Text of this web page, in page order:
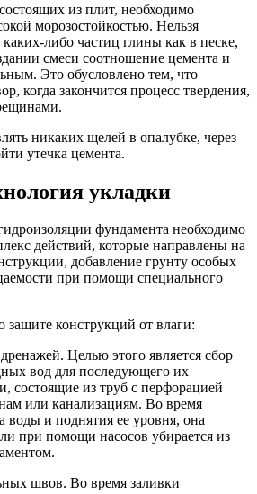
из плит, необходимо
морозостойкостью. Нельзя
либо частиц глины как в песке,
смеси соотношение цемента и
Это обусловлено тем, что
когда закончится процесс твердения,
никаких щелей в опалубке, через
утечка цемента.
укладки
фундамента необходимо
действий, которые направлены на
добавление грунту особых
при помощи специального
конструкций от влаги:
Целью этого является сбор
вод для последующего их
состоящие из труб с перфорацией
или канализациям. Во время
воды и поднятия ее уровня, она
при помощи насосов убирается из
швов. Во время заливки